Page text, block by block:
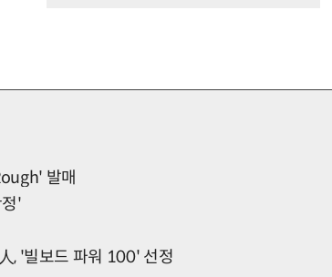
발매
'
, '빌보드 파워 100' 선정